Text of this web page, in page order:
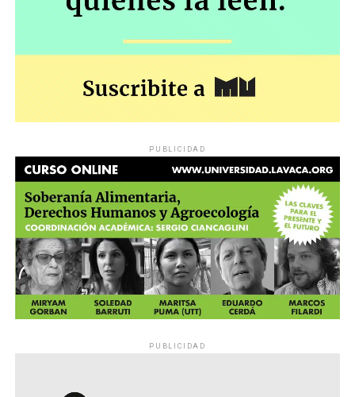
PUBLICIDAD
PUBLICIDAD